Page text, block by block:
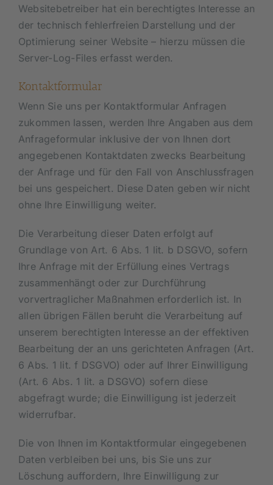
Websitebetreiber hat ein berechtigtes Interesse an
der technisch fehlerfreien Darstellung und der
Optimierung seiner Website – hierzu müssen die
Server-Log-Files erfasst werden.
Kontaktformular
Wenn Sie uns per Kontaktformular Anfragen
zukommen lassen, werden Ihre Angaben aus dem
Anfrageformular inklusive der von Ihnen dort
angegebenen Kontaktdaten zwecks Bearbeitung
der Anfrage und für den Fall von Anschlussfragen
bei uns gespeichert. Diese Daten geben wir nicht
ohne Ihre Einwilligung weiter.
Die Verarbeitung dieser Daten erfolgt auf
Grundlage von Art. 6 Abs. 1 lit. b DSGVO, sofern
Ihre Anfrage mit der Erfüllung eines Vertrags
zusammenhängt oder zur Durchführung
vorvertraglicher Maßnahmen erforderlich ist. In
allen übrigen Fällen beruht die Verarbeitung auf
unserem berechtigten Interesse an der effektiven
Bearbeitung der an uns gerichteten Anfragen (Art.
6 Abs. 1 lit. f DSGVO) oder auf Ihrer Einwilligung
(Art. 6 Abs. 1 lit. a DSGVO) sofern diese
abgefragt wurde; die Einwilligung ist jederzeit
widerrufbar.
Die von Ihnen im Kontaktformular eingegebenen
Daten verbleiben bei uns, bis Sie uns zur
Löschung auffordern, Ihre Einwilligung zur